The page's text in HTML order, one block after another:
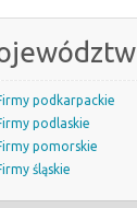
podkarpackie
podlaskie
pomorskie
śląskie